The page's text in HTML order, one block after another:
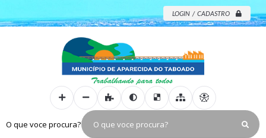
LOGIN / CADASTRO
O que voce procura?